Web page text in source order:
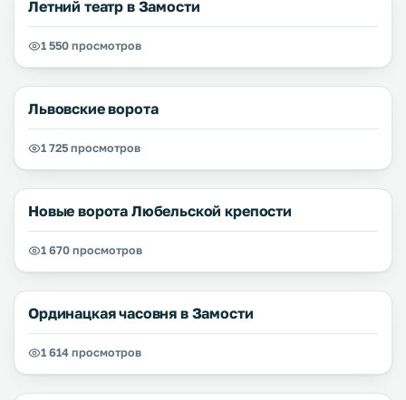
Летний театр в Замости
1 550 просмотров
Львовские ворота
1 725 просмотров
Новые ворота Любельской крепости
1 670 просмотров
Ординацкая часовня в Замости
1 614 просмотров